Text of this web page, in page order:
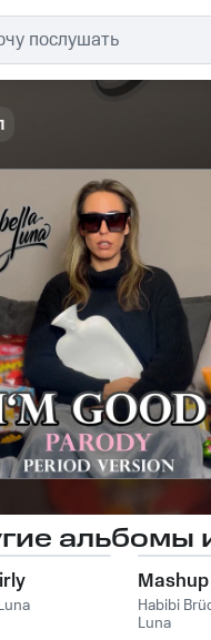
альбомы
Habibi
Luna